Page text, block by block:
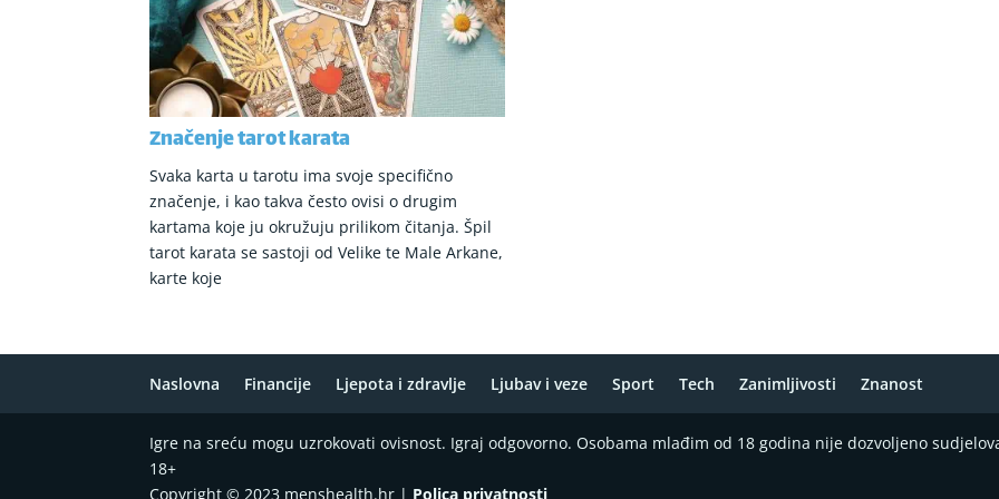
Značenje tarot karata
Svaka karta u tarotu ima svoje specifično
značenje, i kao takva često ovisi o drugim
kartama koje ju okružuju prilikom čitanja. Špil
tarot karata se sastoji od Velike te Male Arkane,
karte koje
Naslovna Financije Ljepota i zdravlje Ljubav i veze Sport Tech Zanimljivosti Znanost
Igre na sreću mogu uzrokovati ovisnost. Igraj odgovorno. Osobama mlađim od 18 godina nije dozvoljeno
18+
Copyright © 2023 menshealth.hr | Polica privatnosti